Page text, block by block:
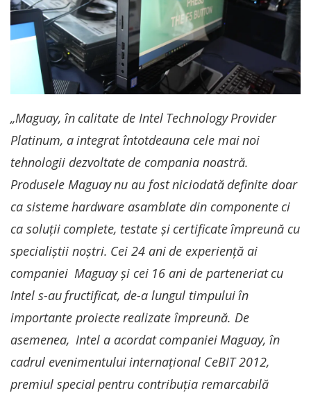
„Maguay, în calitate de Intel Technology Provider
Platinum, a integrat întotdeauna cele mai noi
tehnologii dezvoltate de compania noastră.
Produsele Maguay nu au fost niciodată definite doar
ca sisteme hardware asamblate din componente ci
ca soluții complete, testate și certificate împreună cu
specialiștii noștri. Cei 24 ani de experiență ai
companiei Maguay și cei 16 ani de parteneriat cu
Intel s-au fructificat, de-a lungul timpului în
importante proiecte realizate împreună. De
asemenea, Intel a acordat companiei Maguay, în
cadrul evenimentului internațional CeBIT 2012,
premiul special pentru contribuția remarcabilă